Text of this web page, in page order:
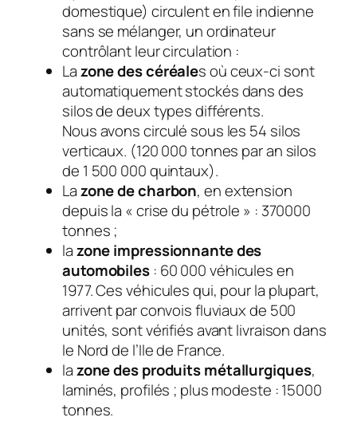
domestique) circulent en file indienne
sans se mélanger, un ordinateur
contrôlant leur circulation :
Lazone des céréales où ceux-ci sont
automatiquement stockés dans des
silos de deux types différents.
Nous avons circulé sous les 54 silos
verticaux. (120 000 tonnes par an silos
de 1 500 000 quintaux).
Lazone de charbon, en extension
depuis la « crise du pétrole » : 370000
tonnes ;
lazone impressionnante des
automobiles: 60 000 véhicules en
1977. Ces véhicules qui, pour la plupart,
arrivent par convois fluviaux de 500
unités, sont vérifiés avant livraison dans
le Nord de l’Ile de France.
lazone des produits métallurgiques,
laminés, profilés ; plus modeste : 15000
tonnes.